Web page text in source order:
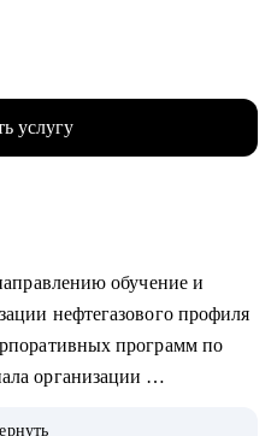
услугу
обучение и
нефтегазового профиля
программ по
организации